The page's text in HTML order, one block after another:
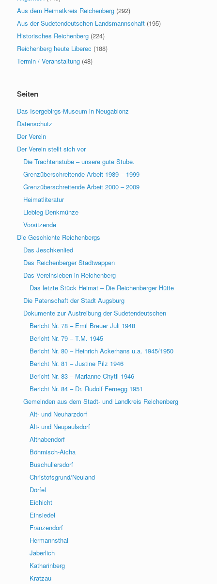
Aus dem Heimatkreis Reichenberg (292)
Aus der Sudetendeutschen Landsmannschaft (195)
Historisches Reichenberg (224)
Reichenberg heute Liberec (188)
Termin / Veranstaltung (48)
Seiten
Das Isergebirgs-Museum in Neugablonz
Datenschutz
Der Verein
Der Verein stellt sich vor
Die Trachtenstube – unsere gute Stube.
Grenzüberschreitende Arbeit 1989 – 1999
Grenzüberschreitende Arbeit 2000 – 2009
Heimatliteratur
Liebieg Denkmünze
Vorsitzende
Die Geschichte Reichenbergs
Das Jeschkenlied
Das Reichenberger Stadtwappen
Das Vereinsleben in Reichenberg
Das letzte Stück Heimat – Die Reichenberger Hütte
Die Patenschaft der Stadt Augsburg
Dokumente zur Austreibung der Sudetendeutschen
Bericht Nr. 78 – Emil Breuer Juli 1948
Bericht Nr. 79 – T.M. 1945
Bericht Nr. 80 – Heinrich Ackerhans u.a. 1945/1950
Bericht Nr. 81 – Justine Pilz 1946
Bericht Nr. 83 – Marianne Chytil 1946
Bericht Nr. 84 – Dr. Rudolf Fernegg 1951
Gemeinden aus dem Stadt- und Landkreis Reichenberg
Alt- und Neuharzdorf
Alt- und Neupaulsdorf
Althabendorf
Böhmisch-Aicha
Buschullersdorf
Christofsgrund/Neuland
Dörfel
Eichicht
Einsiedel
Franzendorf
Hermannsthal
Jaberlich
Katharinberg
Kratzau